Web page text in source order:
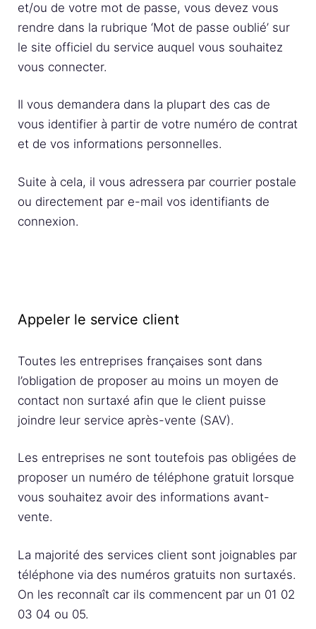
et/ou de votre mot de passe, vous devez vous
rendre dans la rubrique ‘Mot de passe oublié’ sur
le site officiel du service auquel vous souhaitez
vous connecter.
Il vous demandera dans la plupart des cas de
vous identifier à partir de votre numéro de contrat
et de vos informations personnelles.
Suite à cela, il vous adressera par courrier postale
ou directement par e-mail vos identifiants de
connexion.
Appeler le service client
Toutes les entreprises françaises sont dans
l’obligation de proposer au moins un moyen de
contact non surtaxé afin que le client puisse
joindre leur service après-vente (SAV).
Les entreprises ne sont toutefois pas obligées de
proposer un numéro de téléphone gratuit lorsque
vous souhaitez avoir des informations avant-
vente.
La majorité des services client sont joignables par
téléphone via des numéros gratuits non surtaxés.
On les reconnaît car ils commencent par un 01 02
03 04 ou 05.